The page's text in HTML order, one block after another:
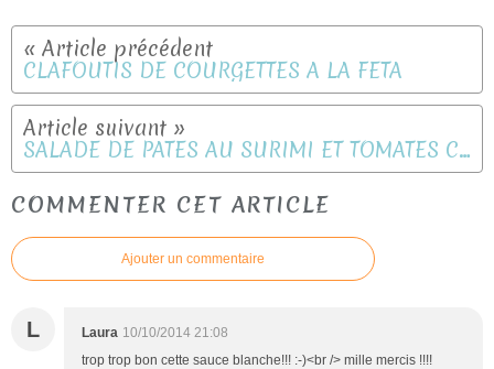
CLAFOUTIS DE COURGETTES A LA FETA
SALADE DE PATES AU SURIMI ET TOMATES CERISE
COMMENTER CET ARTICLE
Ajouter un commentaire
L Laura 10/10/2014 21:08
trop trop bon cette sauce blanche!!! :-)<br /> mille mercis !!!!